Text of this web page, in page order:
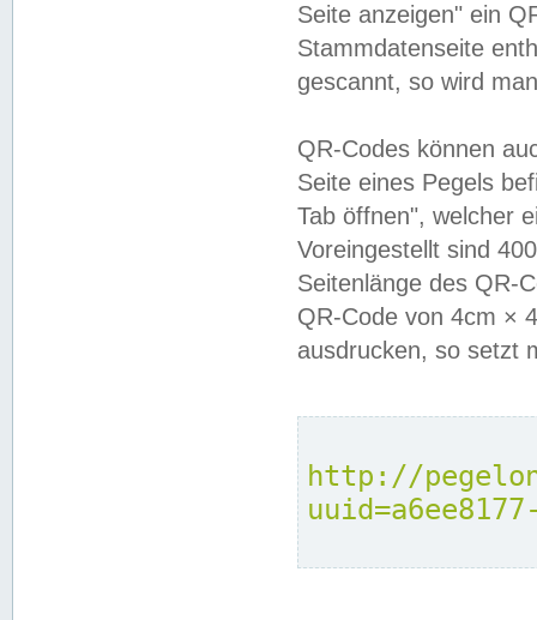
Seite anzeigen" ein
Stammdatenseite
gescannt, so wird
QR-Codes können
Seite eines Pegels
Tab öffnen", welcher
Voreingestellt sind
Seitenlänge des QR-
QR-Code von 4cm ×
ausdrucken, so setzt
http://